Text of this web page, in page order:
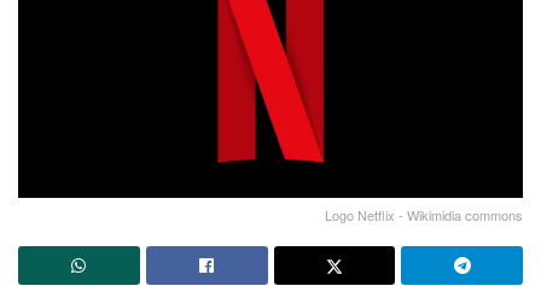
Logo Netflix - Wikimidia commons